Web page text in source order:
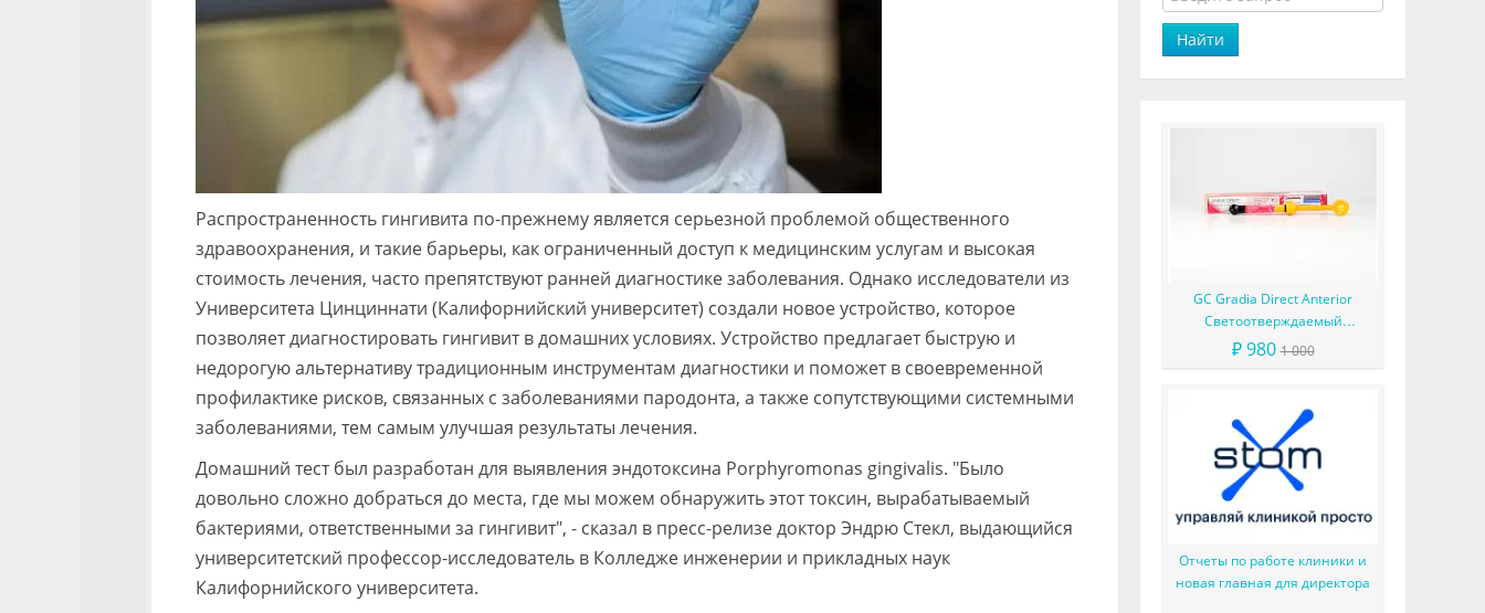
Распространенность гингивита по-прежнему является серьезной проблемой общественного
здравоохранения, и такие барьеры, как ограниченный доступ к медицинским услугам и высокая
стоимость лечения, часто препятствуют ранней диагностике заболевания. Однако исследователи из
Университета Цинциннати (Калифорнийский университет) создали новое устройство, которое
позволяет диагностировать гингивит в домашних условиях. Устройство предлагает быструю и
недорогую альтернативу традиционным инструментам диагностики и поможет в своевременной
профилактике рисков, связанных с заболеваниями пародонта, а также сопутствующими системными
заболеваниями, тем самым улучшая результаты лечения.
Домашний тест был разработан для выявления эндотоксина Porphyromonas gingivalis. "Было
довольно сложно добраться до места, где мы можем обнаружить этот токсин, вырабатываемый
бактериями, ответственными за гингивит", - сказал в пресс-релизе доктор Эндрю Стекл, выдающийся
университетский профессор-исследователь в Колледже инженерии и прикладных наук
Калифорнийского университета.
Найти
GC Gradia Direct Anterior
Светоотверждаемый
микрофильный гибридный
₽ 9801 000
Отчеты по работе клиники и
новая главная для директора